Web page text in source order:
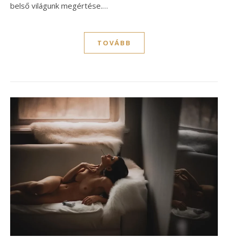
belső világunk megértése.…
TOVÁBB